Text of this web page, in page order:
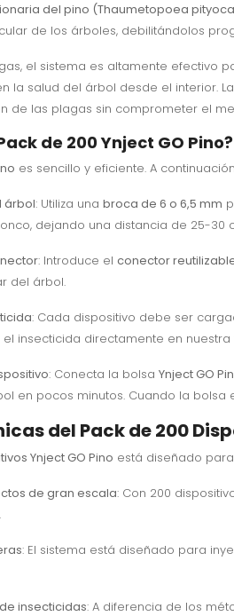
del pino (Thaumetopoea
de los árboles, debilitándolos
el sistema es altamente efectivo
la salud del árbol desde el interior.
de las plagas sin comprometer el
de 200 Ynject GO Pino?
es sencillo y eficiente. A
árbol: Utiliza una broca de 6 o 6,5 mm
dejando una distancia de 25-
: Introduce el conector
del árbol.
: Cada dispositivo debe ser
el insecticida directamente en
: Conecta la bolsa Ynject GO
en pocos minutos. Cuando la
del Pack de 200
Ynject GO Pino está diseñado
de gran escala: Con 200
: El sistema está diseñado para
insecticidas: A diferencia de los